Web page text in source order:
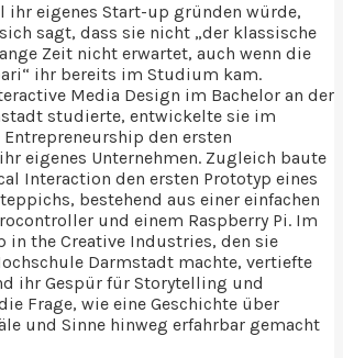
ihr eigenes Start-up gründen würde,
sagt, dass sie nicht „der klassische
Zeit nicht erwartet, auch wenn die
ihr bereits im Studium kam.
Media Design im Bachelor an der
studierte, entwickelte sie im
Entrepreneurship den ersten
eigenes Unternehmen. Zugleich baute
Interaction den ersten Prototyp eines
bestehend aus einer einfachen
und einem Raspberry Pi. Im
in the Creative Industries, den sie
Darmstadt machte, vertiefte
ihr Gespür für Storytelling und
Frage, wie eine Geschichte über
und Sinne hinweg erfahrbar gemacht